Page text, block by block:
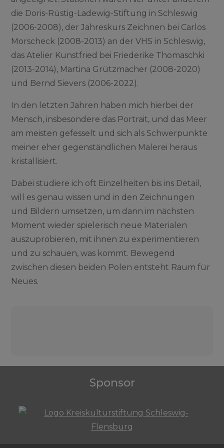
die Doris-Rüstig-Ladewig-Stiftung in Schleswig
(2006-2008), der Jahreskurs Zeichnen bei Carlos
Morscheck (2008-2013) an der VHS in Schleswig,
das Atelier Kunstfried bei Friederike Thomaschki
(2013-2014), Martina Grützmacher (2008-2020)
und Bernd Sievers (2006-2022).
In den letzten Jahren haben mich hierbei der
Mensch, insbesondere das Portrait, und das Meer
am meisten gefesselt und sich als Schwerpunkte
meiner eher gegenständlichen Malerei heraus
kristallisiert.
Dabei studiere ich oft Einzelheiten bis ins Detail,
will es genau wissen und in den Zeichnungen
und Bildern umsetzen, um dann im nächsten
Moment wieder spielerisch neue Materialen
auszuprobieren, mit ihnen zu experimentieren
und zu schauen, was kommt. Bewegend
zwischen diesen beiden Polen entsteht Raum für
Neues.
Sponsor